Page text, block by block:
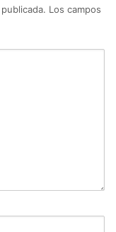
Los campos